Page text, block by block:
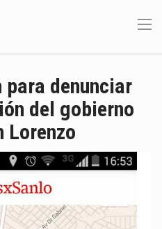
denunciar
del gobierno
Lorenzo